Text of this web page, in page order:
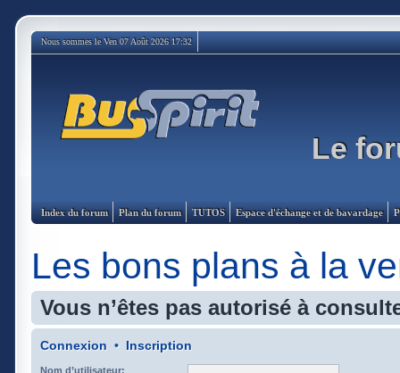
Nous sommes le Ven 07 Août 2026 17:32
Le
Index du forum Plan du forum TUTOS Espace d'échange et de bavardage
Les bons plans à la
Vous n’êtes pas autorisé à
Connexion • Inscription
Nom d’utilisateur: